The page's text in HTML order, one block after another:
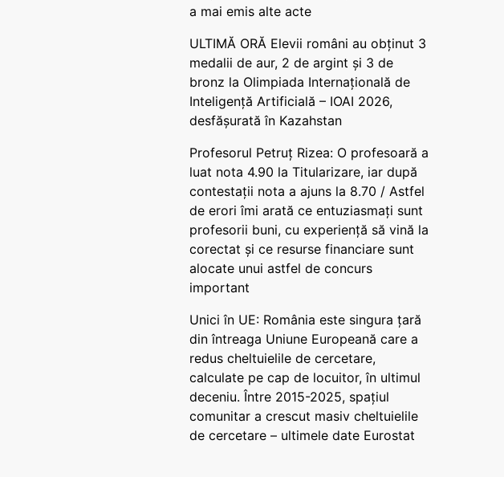
a mai emis alte acte
ULTIMĂ ORĂ Elevii români au obținut 3
medalii de aur, 2 de argint și 3 de
bronz la Olimpiada Internațională de
Inteligență Artificială – IOAI 2026,
desfășurată în Kazahstan
Profesorul Petruț Rizea: O profesoară a
luat nota 4.90 la Titularizare, iar după
contestații nota a ajuns la 8.70 / Astfel
de erori îmi arată ce entuziasmați sunt
profesorii buni, cu experiență să vină la
corectat și ce resurse financiare sunt
alocate unui astfel de concurs
important
Unici în UE: România este singura țară
din întreaga Uniune Europeană care a
redus cheltuielile de cercetare,
calculate pe cap de locuitor, în ultimul
deceniu. Între 2015-2025, spațiul
comunitar a crescut masiv cheltuielile
de cercetare – ultimele date Eurostat